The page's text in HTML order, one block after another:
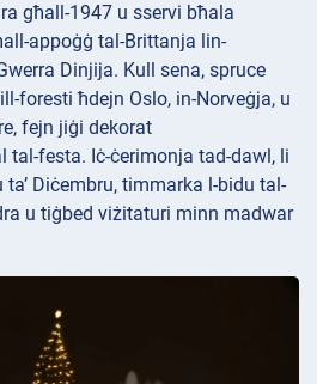
għall-1947 u sservi bħala
appoġġ tal-Brittanja lin-
Dinjija. Kull sena, spruce
foresti ħdejn Oslo, in-Norveġja, u
fejn jiġi dekorat
tal-festa. Iċ-ċerimonja tad-dawl, li
Diċembru, timmarka l-bidu tal-
u tiġbed viżitaturi minn madwar